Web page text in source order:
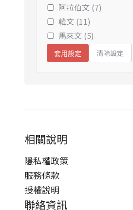
阿拉伯文 (7)
韓文 (11)
馬來文 (5)
套用設定 清除設定
相關說明
隱私權政策
服務條款
授權說明
聯絡資訊